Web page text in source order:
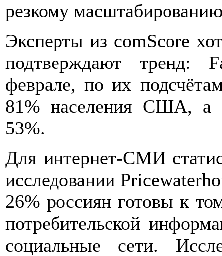
резкому
Эксперты из comScore
подтверждают тренд:
феврале, по их
81% населения США, а
53%.
Для интернет-СМИ
исследовании
26% россиян готовы к
потребительской
социальные сети.